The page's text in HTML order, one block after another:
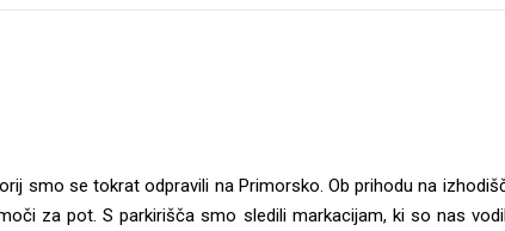
smo se tokrat odpravili na Primorsko. Ob prihodu na
za pot. S parkirišča smo sledili markacijam, ki so nas